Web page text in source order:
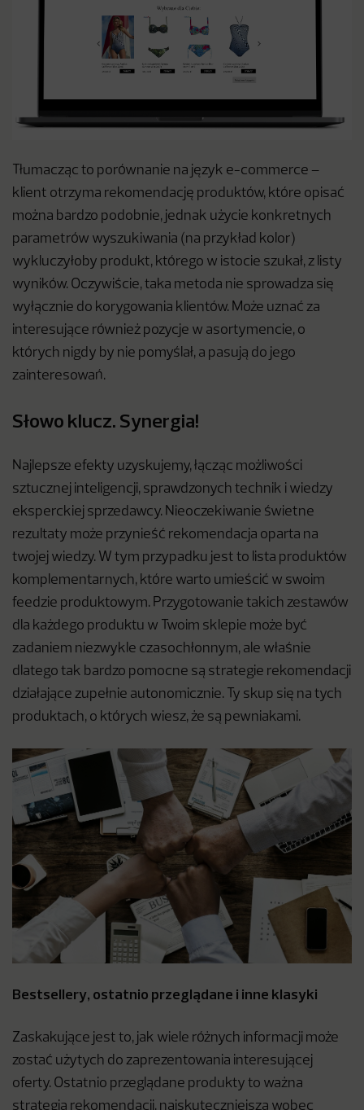
Tłumacząc to porównanie na język e-commerce –
klient otrzyma rekomendację produktów, które opisać
można bardzo podobnie, jednak użycie konkretnych
parametrów wyszukiwania (na przykład kolor)
wykluczyłoby produkt, którego w istocie szukał, z listy
wyników. Oczywiście, taka metoda nie sprowadza się
wyłącznie do korygowania klientów. Może uznać za
interesujące również pozycje w asortymencie, o
których nigdy by nie pomyślał, a pasują do jego
zainteresowań.
Słowo klucz. Synergia!
Najlepsze efekty uzyskujemy, łącząc możliwości
sztucznej inteligencji, sprawdzonych technik i wiedzy
eksperckiej sprzedawcy. Nieoczekiwanie świetne
rezultaty może przynieść rekomendacja oparta na
twojej wiedzy. W tym przypadku jest to lista produktów
komplementarnych, które warto umieścić w swoim
feedzie produktowym. Przygotowanie takich zestawów
dla każdego produktu w Twoim sklepie może być
zadaniem niezwykle czasochłonnym, ale właśnie
dlatego tak bardzo pomocne są strategie rekomendacji
działające zupełnie autonomicznie. Ty skup się na tych
produktach, o których wiesz, że są pewniakami.
Bestsellery, ostatnio przeglądane i inne klasyki
Zaskakujące jest to, jak wiele różnych informacji może
zostać użytych do zaprezentowania interesującej
oferty. Ostatnio przeglądane produkty to ważna
strategia rekomendacji, najskuteczniejsza wobec